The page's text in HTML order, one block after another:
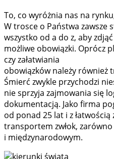
To, co wyróżnia nas na
W trosce o Państwa zawsze
wszystko od a do z, aby
możliwe obowiązki. Oprócz
czy załatwiania
obowiązków należy również
Śmierć zwykle przychodzi
nie sprzyja zajmowania się
dokumentacją. Jako firma
od ponad 25 lat i z
transportem zwłok,
i międzynarodowym.